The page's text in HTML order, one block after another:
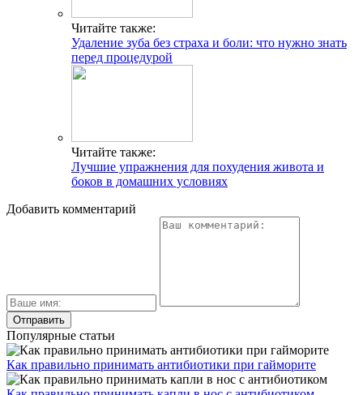
Читайте также:
Удаление зуба без страха и боли: что нужно знать
перед процедурой
Читайте также:
Лучшие упражнения для похудения живота и
боков в домашних условиях
Добавить комментарий
Популярные статьи
Как правильно принимать антибиотики при гайморите